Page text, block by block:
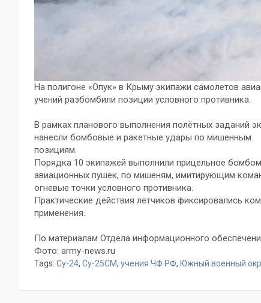
На полигоне «Опук» в Крыму экипажи самолетов
учений разбомбили позиции условного противника.
В рамках планового выполнения полётных
нанесли бомбовые и ракетные удары по мишенным
позициям.
Порядка 10 экипажей выполнили прицельное
авиационных пушек, по мишеням, имитирующим
огневые точки условного противника.
Практические действия лётчиков фиксировались
применения.
По материалам Отдела информационного
Фото: army-news.ru
Tags: Су-24, Су-25СМ, учения ЧФ РФ, Южный военный